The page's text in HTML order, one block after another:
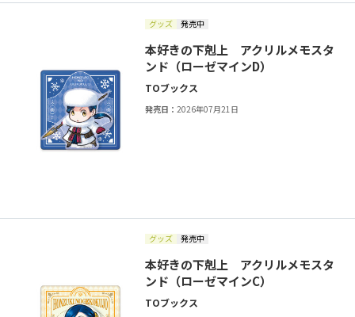
グッズ 発売中
本好きの下剋上 アクリルメモスタ
ンド（ローゼマインD）
TOブックス
発売日：2026年07月21日
グッズ 発売中
本好きの下剋上 アクリルメモスタ
ンド（ローゼマインC）
TOブックス